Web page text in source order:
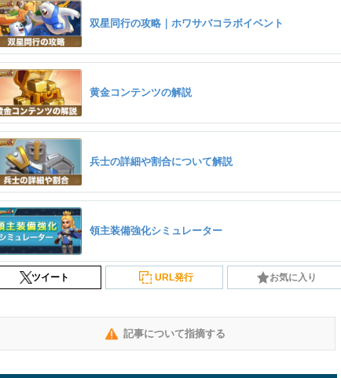
双星同行の攻略｜ホワサバコラボイベント
黄金コンテンツの解説
兵士の詳細や割合について解説
領主装備強化シミュレーター
ツイート URL発行 お気に入り
記事について指摘する